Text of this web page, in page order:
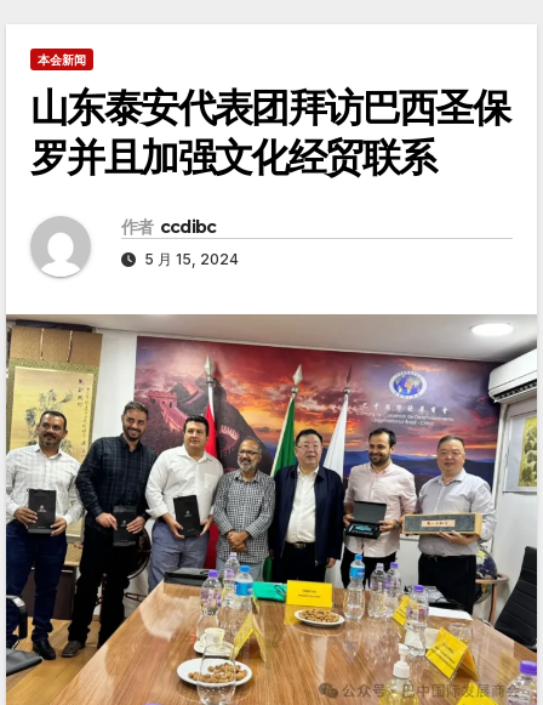
本会新闻
山东泰安代表团拜访巴西圣保
罗并且加强文化经贸联系
作者 ccdibc
5 月 15, 2024